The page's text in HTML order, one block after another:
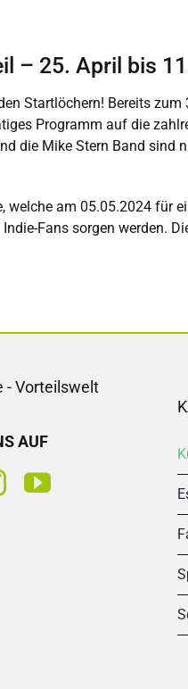
– 25. April bis
Startlöchern! Bereits zum
Programm auf die
die Mike Stern Band sind
welche am 05.05.2024 für
Fans sorgen werden.
AUF